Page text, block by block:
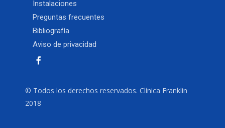
Instalaciones
Preguntas frecuentes
Bibliografía
Aviso de privacidad
© Todos los derechos reservados. Clínica Franklin
2018